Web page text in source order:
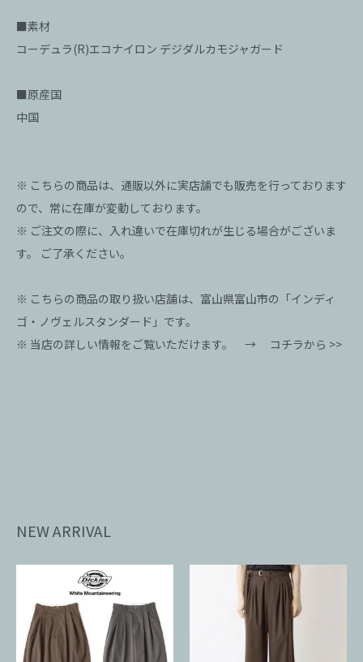
■素材
コーデュラ(R)エコナイロン デジダルカモジャガード
■原産国
中国
※ こちらの商品は、通販以外に実店舗でも販売を行っております
ので、常に在庫が変動しております。
※ ご注文の際に、入れ違いで在庫切れが生じる場合がございま
す。 ご了承ください。
※ こちらの商品の取り扱い店舗は、富山県富山市の「インディ
ゴ・ノヴェルスタンダード」です。
※ 当店の詳しい情報をご覧いただけます。 → コチラから >>
NEW ARRIVAL